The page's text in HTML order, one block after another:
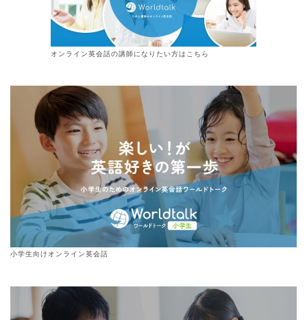
オンライン英会話の講師になりたい方はこちら
小学生向けオンライン英会話